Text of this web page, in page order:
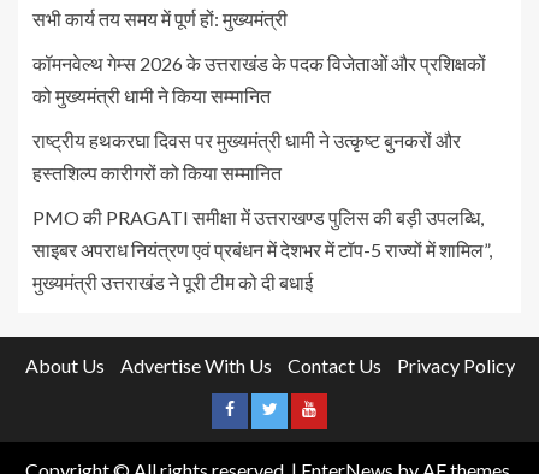
सभी कार्य तय समय में पूर्ण हों: मुख्यमंत्री
कॉमनवेल्थ गेम्स 2026 के उत्तराखंड के पदक विजेताओं और प्रशिक्षकों
को मुख्यमंत्री धामी ने किया सम्मानित
राष्ट्रीय हथकरघा दिवस पर मुख्यमंत्री धामी ने उत्कृष्ट बुनकरों और
हस्तशिल्प कारीगरों को किया सम्मानित
PMO की PRAGATI समीक्षा में उत्तराखण्ड पुलिस की बड़ी उपलब्धि,
साइबर अपराध नियंत्रण एवं प्रबंधन में देशभर में टॉप-5 राज्यों में शामिल”,
मुख्यमंत्री उत्तराखंड ने पूरी टीम को दी बधाई
About Us Advertise With Us Contact Us Privacy Policy